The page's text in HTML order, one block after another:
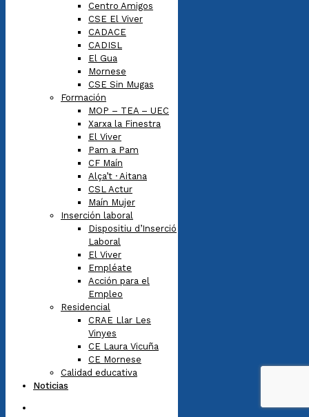
Centro Amigos
CSE El Viver
CADACE
CADISL
El Gua
Mornese
CSE Sin Mugas
Formación
MOP – TEA – UEC
Xarxa la Finestra
El Viver
Pam a Pam
CF Maín
Alça’t · Aitana
CSL Actur
Maín Mujer
Inserción laboral
Dispositiu d’Inserció
Laboral
El Viver
Empléate
Acción para el
Empleo
Residencial
CRAE Llar Les
Vinyes
CE Laura Vicuña
CE Mornese
Calidad educativa
Noticias